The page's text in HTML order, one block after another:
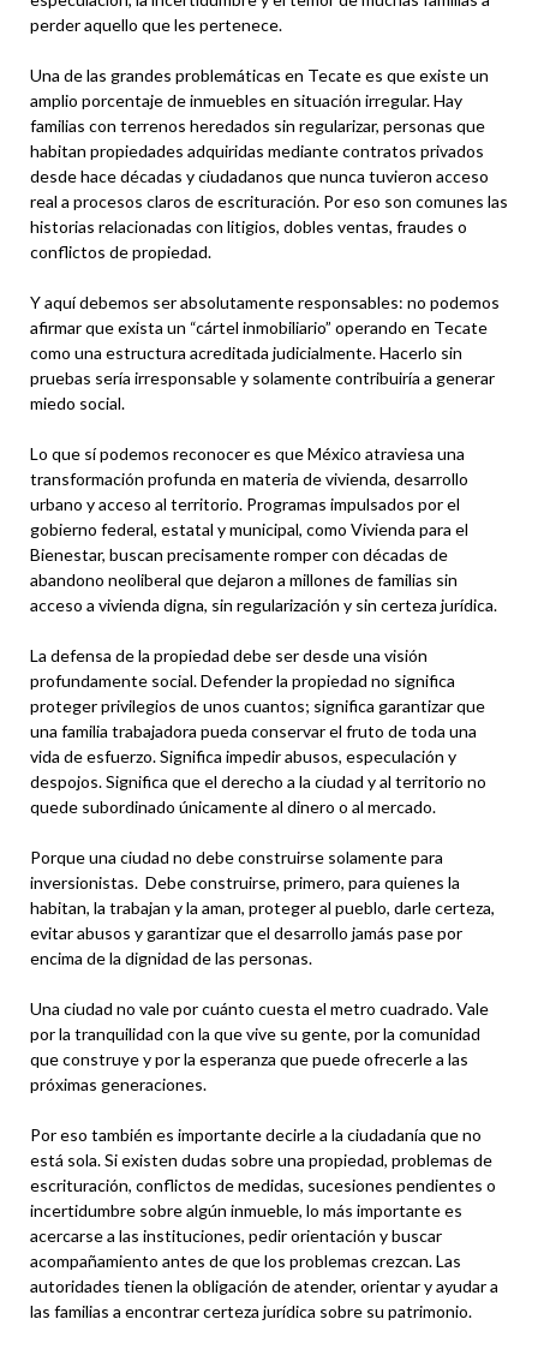
perder aquello que les pertenece.
Una de las grandes problemáticas en Tecate es que existe un
amplio porcentaje de inmuebles en situación irregular. Hay
familias con terrenos heredados sin regularizar, personas que
habitan propiedades adquiridas mediante contratos privados
desde hace décadas y ciudadanos que nunca tuvieron acceso
real a procesos claros de escrituración. Por eso son comunes las
historias relacionadas con litigios, dobles ventas, fraudes o
conflictos de propiedad.
Y aquí debemos ser absolutamente responsables: no podemos
afirmar que exista un “cártel inmobiliario” operando en Tecate
como una estructura acreditada judicialmente. Hacerlo sin
pruebas sería irresponsable y solamente contribuiría a generar
miedo social.
Lo que sí podemos reconocer es que México atraviesa una
transformación profunda en materia de vivienda, desarrollo
urbano y acceso al territorio. Programas impulsados por el
gobierno federal, estatal y municipal, como Vivienda para el
Bienestar, buscan precisamente romper con décadas de
abandono neoliberal que dejaron a millones de familias sin
acceso a vivienda digna, sin regularización y sin certeza jurídica.
La defensa de la propiedad debe ser desde una visión
profundamente social. Defender la propiedad no significa
proteger privilegios de unos cuantos; significa garantizar que
una familia trabajadora pueda conservar el fruto de toda una
vida de esfuerzo. Significa impedir abusos, especulación y
despojos. Significa que el derecho a la ciudad y al territorio no
quede subordinado únicamente al dinero o al mercado.
Porque una ciudad no debe construirse solamente para
inversionistas. Debe construirse, primero, para quienes la
habitan, la trabajan y la aman, proteger al pueblo, darle certeza,
evitar abusos y garantizar que el desarrollo jamás pase por
encima de la dignidad de las personas.
Una ciudad no vale por cuánto cuesta el metro cuadrado. Vale
por la tranquilidad con la que vive su gente, por la comunidad
que construye y por la esperanza que puede ofrecerle a las
próximas generaciones.
Por eso también es importante decirle a la ciudadanía que no
está sola. Si existen dudas sobre una propiedad, problemas de
escrituración, conflictos de medidas, sucesiones pendientes o
incertidumbre sobre algún inmueble, lo más importante es
acercarse a las instituciones, pedir orientación y buscar
acompañamiento antes de que los problemas crezcan. Las
autoridades tienen la obligación de atender, orientar y ayudar a
las familias a encontrar certeza jurídica sobre su patrimonio.